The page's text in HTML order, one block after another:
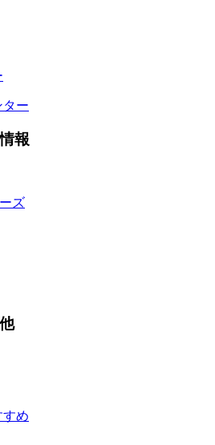
ター
報
ズ
め